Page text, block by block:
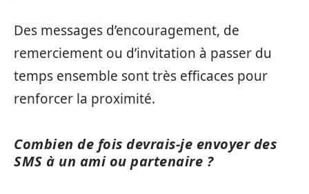
Des messages d’encouragement, de
remerciement ou d’invitation à passer du
temps ensemble sont très efficaces pour
renforcer la proximité.
Combien de fois devrais-je envoyer des
SMS à un ami ou partenaire ?